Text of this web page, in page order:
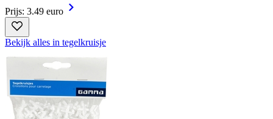
Prijs: 3.49 euro
Bekijk alles in tegelkruisje